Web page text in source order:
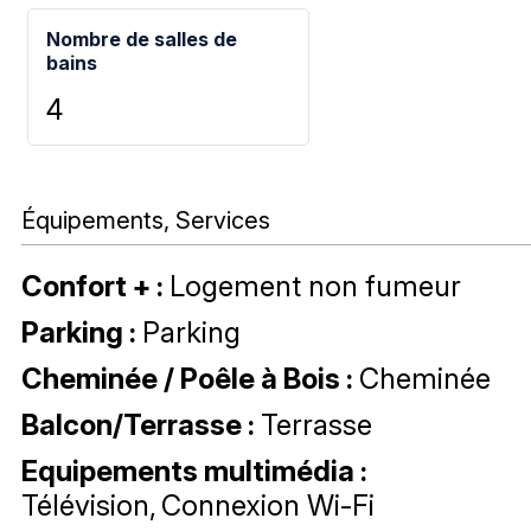
Nombre de salles de
bains
4
Équipements, Services
Confort + : Logement non fumeur
Parking : Parking
Cheminée / Poêle à Bois : Cheminée
Balcon/Terrasse : Terrasse
Equipements multimédia :
Télévision Connexion Wi-Fi